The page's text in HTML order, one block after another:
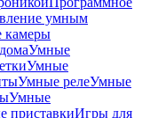
умным
камеры
Умные
Умные
Умные релеУмные
Умные
приставкиИгры для